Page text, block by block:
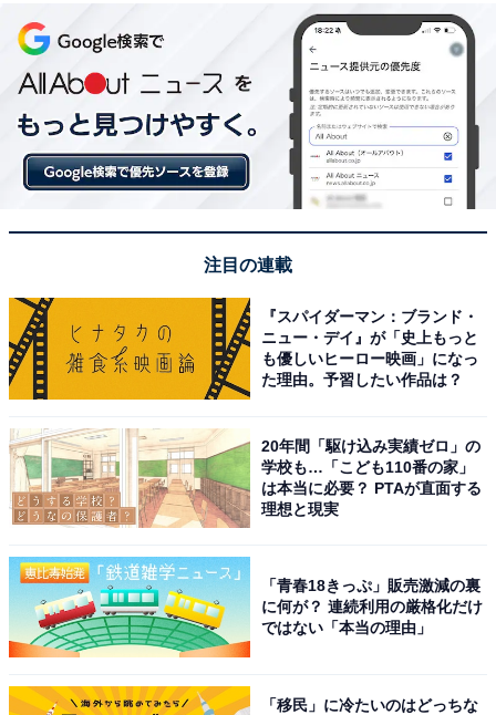
く、スタッフの丁寧な対応や美味しい食事も含めて
贅沢な時間を過ごせる。
アクセス・料金情報は？ 泊まれる？
アクセス
所在地：岐阜県可児市大森1748-1
アクセス：車の場合は東海環状自動車道「可児御嵩」I.C.
（無料駐車場150台完備）。電車のアクセスはJR中央本
注目の連載
『スパイダーマン：ブランド・
ニュー・デイ』が「史上もっと
も優しいヒーロー映画」になっ
た理由。予習したい作品は？
20年間「駆け込み実績ゼロ」の
学校も…「こども110番の家」
は本当に必要？ PTAが直面する
理想と現実
「青春18きっぷ」販売激減の裏
に何が？ 連続利用の厳格化だけ
ではない「本当の理由」
「移民」に冷たいのはどっちな